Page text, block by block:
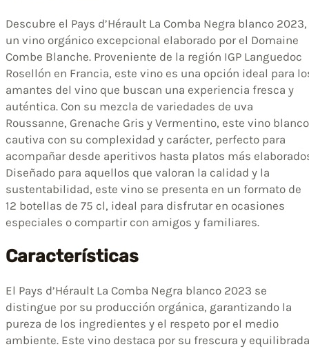
Descubre el Pays d’Hérault La Comba Negra blanco 2023,
un vino orgánico excepcional elaborado por el Domaine
Combe Blanche. Proveniente de la región IGP Languedoc
Rosellón en Francia, este vino es una opción ideal para
amantes del vino que buscan una experiencia fresca y
auténtica. Con su mezcla de variedades de uva
Roussanne, Grenache Gris y Vermentino, este vino blanco
cautiva con su complexidad y carácter, perfecto para
acompañar desde aperitivos hasta platos más
Diseñado para aquellos que valoran la calidad y la
sustentabilidad, este vino se presenta en un formato de
12 botellas de 75 cl, ideal para disfrutar en ocasiones
especiales o compartir con amigos y familiares.
Características
El Pays d’Hérault La Comba Negra blanco 2023 se
distingue por su producción orgánica, garantizando la
pureza de los ingredientes y el respeto por el medio
ambiente. Este vino destaca por su frescura y equilibrada